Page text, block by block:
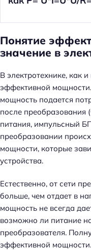
Понятие
значение в
В электротехнике, как
эффективной
мощность подается
после преобразования
питания, импульсный
преобразовании
мощности, которые
устройства.
Естественно, от сети
больше, чем отдает в
мощность не всегда
возможно ли питание
преобразователя.
эффективной